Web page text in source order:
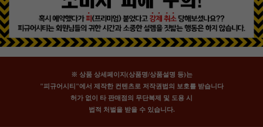
※ 상품 상세페이지(상품명/상품설명 등)는
"피규어시티"에서 제작한 컨텐츠로 저작권법의 보호를 받습니다
허가 없이 타 판매점의 무단복제 및 도용 시
법적 처벌을 받을 수 있습니다.